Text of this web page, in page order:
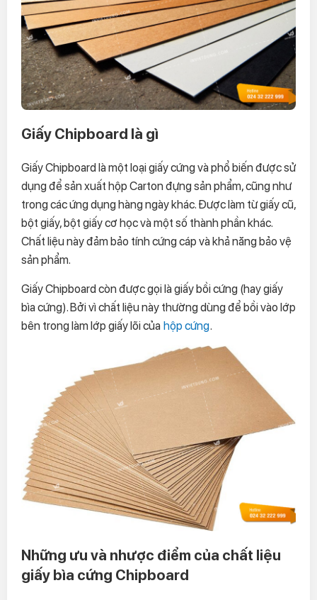
Giấy Chipboard là gì
Giấy Chipboard là một loại giấy cứng và phổ biến được sử
dụng để sản xuất hộp Carton đựng sản phẩm, cũng như
trong các ứng dụng hàng ngày khác. Được làm từ giấy cũ,
bột giấy, bột giấy cơ học và một số thành phần khác.
Chất liệu này đảm bảo tính cứng cáp và khả năng bảo vệ
sản phẩm.
Giấy Chipboard còn được gọi là giấy bồi cứng (hay giấy
bìa cứng). Bởi vì chất liệu này thường dùng để bồi vào lớp
bên trong làm lớp giấy lõi của hộp cứng.
Những ưu và nhược điểm của chất liệu
giấy bìa cứng Chipboard